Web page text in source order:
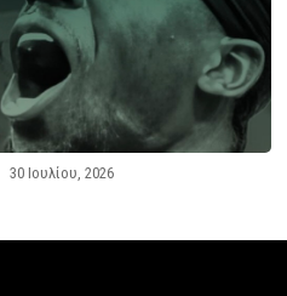
30 Ιουλίου, 2026